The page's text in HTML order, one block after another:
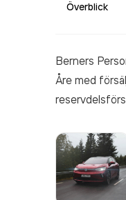
Överblick
Berners
Åre med
bilvård. Vi